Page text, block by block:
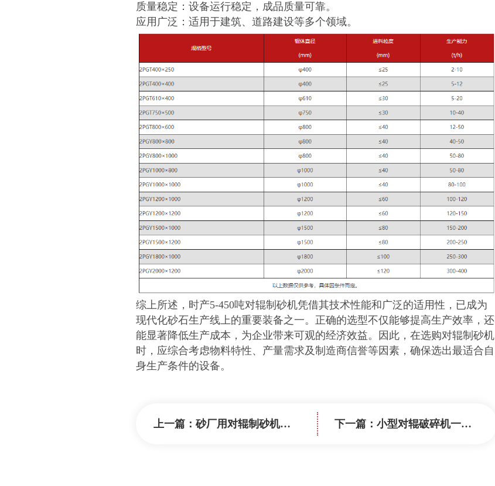
质量稳定：设备运行稳定，成品质量可靠。
应用广泛：适用于建筑、道路建设等多个领域。
综上所述，时产5-450吨对辊制砂机凭借其技术性能和广泛的适用性，已成为
现代化砂石生产线上的重要装备之一。正确的选型不仅能够提高生产效率，还
能显著降低生产成本，为企业带来可观的经济效益。因此，在选购对辊制砂机
时，应综合考虑物料特性、产量需求及制造商信誉等因素，确保选出最适合自
身生产条件的设备。
上一篇：砂厂用对辊制砂机能出5mm以下的沙子吗？ 下一篇： 小型对辊破碎机一小时生产多少吨 ？